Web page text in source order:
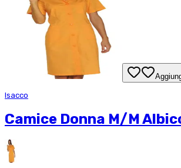
Isacco
Camice Donna M/M